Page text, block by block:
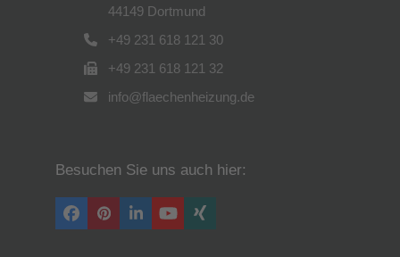
44149 Dortmund
+49 231 618 121 30
+49 231 618 121 32
info@flaechenheizung.de
Besuchen Sie uns auch hier:
Facebook
PinterestLinkedInYouTube
Xing